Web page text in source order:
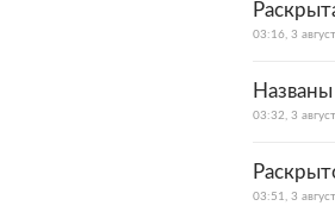
03:16, 3
03:32, 3
03:51, 3